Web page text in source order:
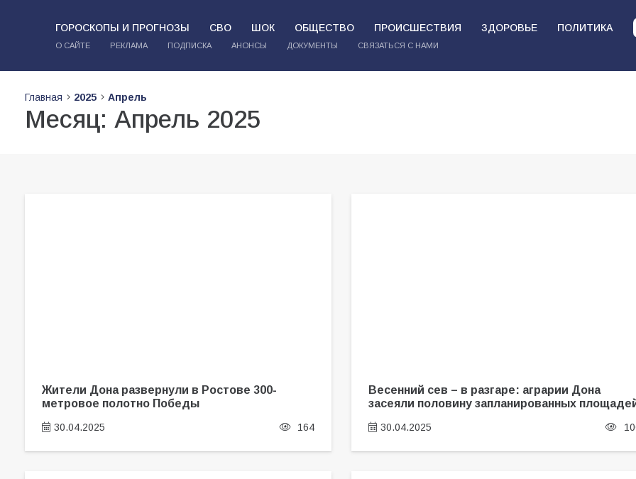
ГОРОСКОПЫ И ПРОГНОЗЫ СВО ШОК ОБЩЕСТВО ПРОИСШЕСТВИЯ ЗДОРОВЬЕ ПОЛИТИКА
О САЙТЕ РЕКЛАМА ПОДПИСКА АНОНСЫ ДОКУМЕНТЫ СВЯЗАТЬСЯ С НАМИ
Главная 2025 Апрель
Месяц: Апрель 2025
Жители Дона развернули в Ростове 300-
метровое полотно Победы
30.04.2025 164
Весенний сев – в разгаре: аграрии Дона
засеяли половину запланированных
30.04.2025